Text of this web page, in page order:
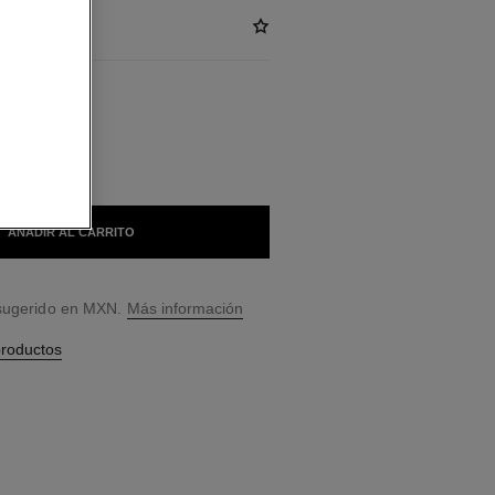
AÑADIR AL CARRITO
en MXN. Más información